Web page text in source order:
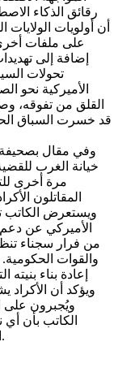
رقائق الذكاء
أن أولويات
على ملفات أخرى
إضافة إلى
تحولات
الأميركية نحو
القلق من تفوقه،
قد خسرت السباق
وفي مقال بصحيفة
خيانة الغرب
مرة أخرى
المقاتلون
ويستعرض الكاتب
الأميركي عن
من فرار سجناء
والقوات
إعادة بناء بنيته
ويؤكد أن الأكراد
ويُجبرون
الكاتب بأن
الغرب سبباً قوياً للندم على هذه الخيانة الجديدة.